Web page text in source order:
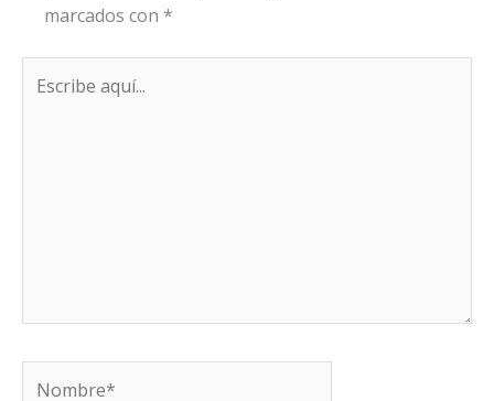
marcados con *
aquí...